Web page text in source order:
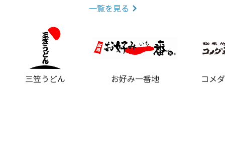
一覧を見る
三笠うどん お好み一番地 コメ